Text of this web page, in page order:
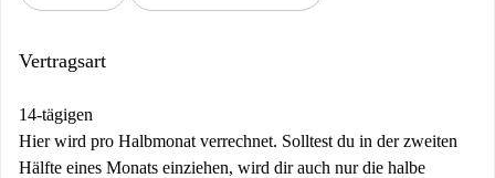
Vertragsart
14-tägigen
Hier wird pro Halbmonat verrechnet. Solltest du in der zweiten
Hälfte eines Monats einziehen, wird dir auch nur die halbe